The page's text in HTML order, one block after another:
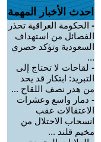
احدث الأخبار المهمة
- الحكومة العراقية تحذر
الفصائل من استهداف
السعودية وتؤكد حصري
...
- لقاحات لا تحتاج إلى
التبريد: ابتكار قد يحد
من هدر نصف اللقاح ...
- دمار واسع وعشرات
الاعتقالات عقب
انسحاب الاحتلال من
مخيم قلند ...